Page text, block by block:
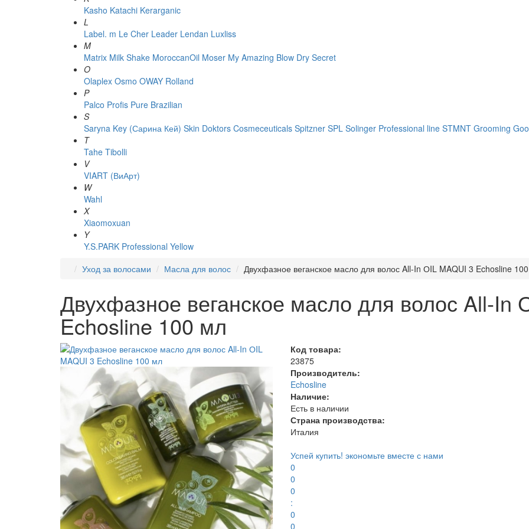
Kasho Katachi Kerarganic
L
Label. m Le Cher Leader Lendan Luxliss
M
Matrix Milk Shake MoroccanOil Moser My Amazing Blow Dry Secret
O
Olaplex Osmo OWAY Rolland
P
Palco Profis Pure Brazilian
S
Saryna Key (Сарина Кей) Skin Doktors Cosmeceuticals Spitzner SPL Solinger Professional line STMNT Grooming
T
Tahe Tibolli
V
VIART (ВиАрт)
W
Wahl
X
Xiaomoxuan
Y
Y.S.PARK Professional Yellow
Уход за волосами
Масла для волос Двухфазное веганское масло для волос All-In ОIL MAQUI 3 Echosline
Двухфазное веганское масло для волос All-In
Echosline 100 мл
Код товара:
23875
Производитель:
Echosline
Наличие:
Есть в наличии
Страна производства:
Италия
Успей купить! экономьте вместе с нами
0
0
0
:
0
0